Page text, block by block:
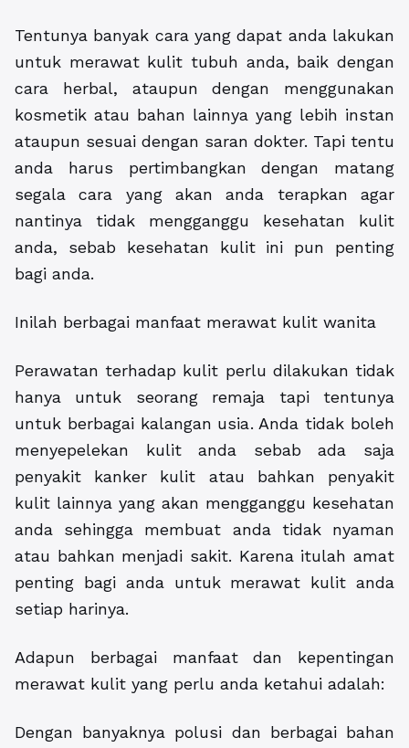
Tentunya banyak cara yang dapat anda lakukan
untuk merawat kulit tubuh anda, baik dengan
cara herbal, ataupun dengan menggunakan
kosmetik atau bahan lainnya yang lebih instan
ataupun sesuai dengan saran dokter. Tapi tentu
anda harus pertimbangkan dengan matang
segala cara yang akan anda terapkan agar
nantinya tidak mengganggu kesehatan kulit
anda, sebab kesehatan kulit ini pun penting
bagi anda.
Inilah berbagai manfaat merawat kulit wanita
Perawatan terhadap kulit perlu dilakukan tidak
hanya untuk seorang remaja tapi tentunya
untuk berbagai kalangan usia. Anda tidak boleh
menyepelekan kulit anda sebab ada saja
penyakit kanker kulit atau bahkan penyakit
kulit lainnya yang akan mengganggu kesehatan
anda sehingga membuat anda tidak nyaman
atau bahkan menjadi sakit. Karena itulah amat
penting bagi anda untuk merawat kulit anda
setiap harinya.
Adapun berbagai manfaat dan kepentingan
merawat kulit yang perlu anda ketahui adalah:
Dengan banyaknya polusi dan berbagai bahan